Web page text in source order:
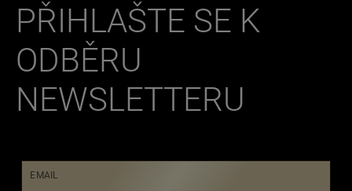
PŘIHLAŠTE SE K
ODBĚRU
NEWSLETTERU
EMAIL